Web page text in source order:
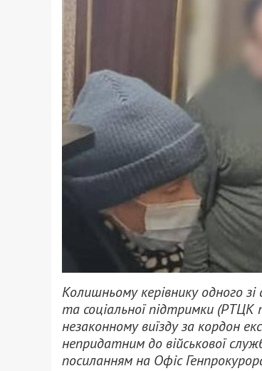
Колишньому керівнику одного
та соціальної підтримки (РТЦК
незаконному виїзду за кордон
непридатним до військової
посиланням на Офіс